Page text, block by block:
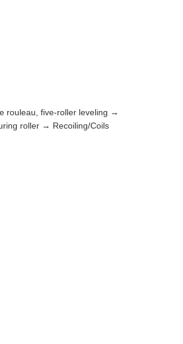
rouleau, five-roller leveling →
roller → Recoiling/Coils